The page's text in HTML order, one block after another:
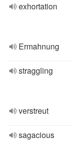
exhortation
Ermahnung
straggling
verstreut
sagacious